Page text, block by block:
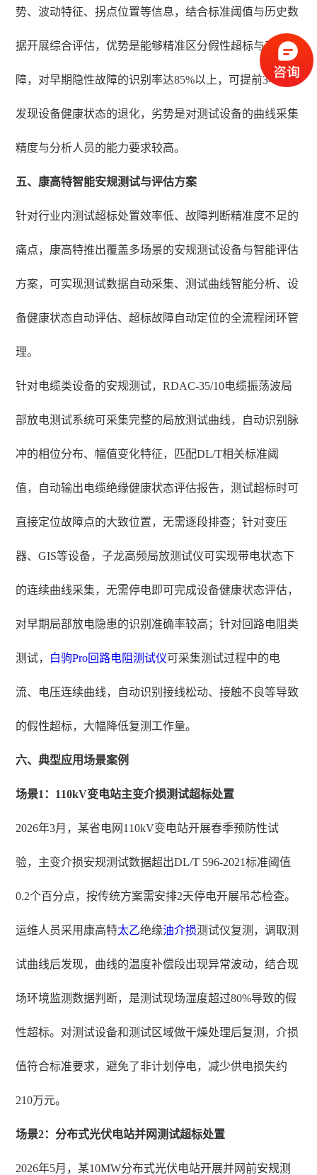
势、波动特征、拐点位置等信息，结合标准阈值与历史数
据开展综合评估，优势是能够精准区分假性超标与真实故
障，对早期隐性故障的识别率达85%以上，可提前3-6个月
发现设备健康状态的退化，劣势是对测试设备的曲线采集
精度与分析人员的能力要求较高。
五、康高特智能安规测试与评估方案
针对行业内测试超标处置效率低、故障判断精准度不足的
痛点，康高特推出覆盖多场景的安规测试设备与智能评估
方案，可实现测试数据自动采集、测试曲线智能分析、设
备健康状态自动评估、超标故障自动定位的全流程闭环管
理。
针对电缆类设备的安规测试，RDAC-35/10电缆振荡波局
部放电测试系统可采集完整的局放测试曲线，自动识别脉
冲的相位分布、幅值变化特征，匹配DL/T相关标准阈
值，自动输出电缆绝缘健康状态评估报告，测试超标时可
直接定位故障点的大致位置，无需逐段排查；针对变压
器、GIS等设备，子龙高频局放测试仪可实现带电状态下
的连续曲线采集，无需停电即可完成设备健康状态评估，
对早期局部放电隐患的识别准确率较高；针对回路电阻类
测试， 白驹Pro回路电阻测试仪可采集测试过程中的电
流、电压连续曲线，自动识别接线松动、接触不良等导致
的假性超标，大幅降低复测工作量。
六、典型应用场景案例
场景1：110kV变电站主变介损测试超标处置
2026年3月，某省电网110kV变电站开展春季预防性试
验，主变介损安规测试数据超出DL/T 596-2021标准阈值
0.2个百分点，按传统方案需安排2天停电开展吊芯检查。
运维人员采用康高特太乙绝缘油介损测试仪复测，调取测
试曲线后发现，曲线的温度补偿段出现异常波动，结合现
场环境监测数据判断，是测试现场湿度超过80%导致的假
性超标。对测试设备和测试区域做干燥处理后复测，介损
值符合标准要求，避免了非计划停电，减少供电损失约
210万元。
场景2：分布式光伏电站并网测试超标处置
2026年5月，某10MW分布式光伏电站开展并网前安规测